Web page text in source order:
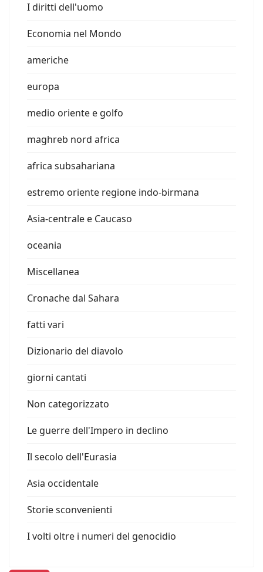
I diritti dell'uomo
Economia nel Mondo
americhe
europa
medio oriente e golfo
maghreb nord africa
africa subsahariana
estremo oriente regione indo-birmana
Asia-centrale e Caucaso
oceania
Miscellanea
Cronache dal Sahara
fatti vari
Dizionario del diavolo
giorni cantati
Non categorizzato
Le guerre dell'Impero in declino
Il secolo dell'Eurasia
Asia occidentale
Storie sconvenienti
I volti oltre i numeri del genocidio